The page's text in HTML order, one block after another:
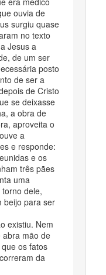
ouvia de
surgiu quase
no texto
Jesus a
de um ser
posto
de ser a
de Cristo
se deixasse
a obra de
aproveita o
a
e responde:
e os
três pães
uma
dele,
beijo para ser
existiu. Nem
abra mão de
os fatos
da